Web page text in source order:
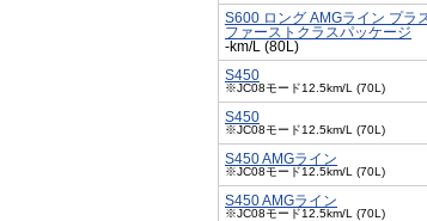
S600 ロング AMGライン プラ
ファーストクラスパッケージ
-km/L (80L)
S450
※JC08モード12.5km/L (70L)
S450
※JC08モード12.5km/L (70L)
S450 AMGライン
※JC08モード12.5km/L (70L)
S450 AMGライン
※JC08モード12.5km/L (70L)